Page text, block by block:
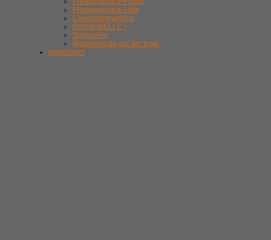
Photographica-Liste
Cinematographica
RAUM-WELLE >
Schleusen
Wochenende auf der Insel
Impressum